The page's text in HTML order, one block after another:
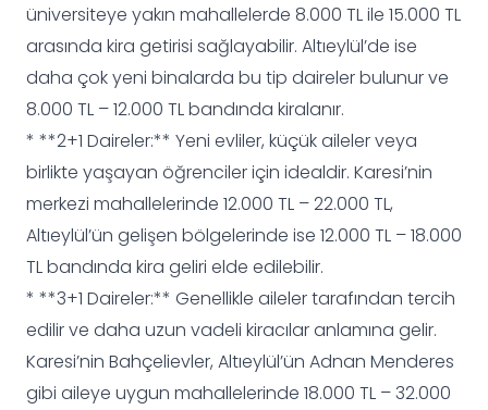
üniversiteye yakın mahallelerde 8.000 TL ile 15.000 TL
arasında kira getirisi sağlayabilir. Altıeylül’de ise
daha çok yeni binalarda bu tip daireler bulunur ve
8.000 TL – 12.000 TL bandında kiralanır.
* **2+1 Daireler:** Yeni evliler, küçük aileler veya
birlikte yaşayan öğrenciler için idealdir. Karesi’nin
merkezi mahallelerinde 12.000 TL – 22.000 TL,
Altıeylül’ün gelişen bölgelerinde ise 12.000 TL – 18.000
TL bandında kira geliri elde edilebilir.
* **3+1 Daireler:** Genellikle aileler tarafından tercih
edilir ve daha uzun vadeli kiracılar anlamına gelir.
Karesi’nin Bahçelievler, Altıeylül’ün Adnan Menderes
gibi aileye uygun mahallelerinde 18.000 TL – 32.000